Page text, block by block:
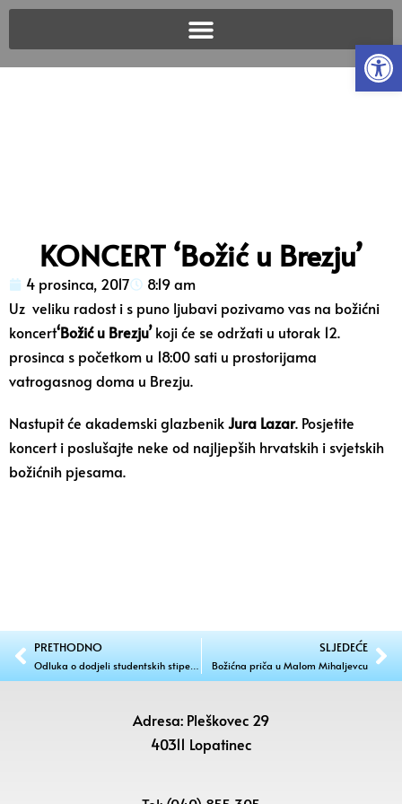
KONCERT ‘Božić u Brezju’
4 prosinca, 2017
8:19 am
Uz veliku radost i s puno ljubavi pozivamo vas na božićni
koncert‘Božić u Brezju’koji će se održati u utorak 12.
prosinca s početkom u 18:00 sati u prostorijama
vatrogasnog doma u Brezju.
Nastupit će akademski glazbenikJura Lazar. Posjetite
koncert i poslušajte neke od najljepših hrvatskih i svjetskih
božićnih pjesama.
PRETHODNO
Odluka o dodjeli studentskih stipendija 2017./2018. – Rang lista
SLJEDEĆE
Božićna priča u Malom Mihaljevcu
Adresa: Pleškovec 29
40311 Lopatinec